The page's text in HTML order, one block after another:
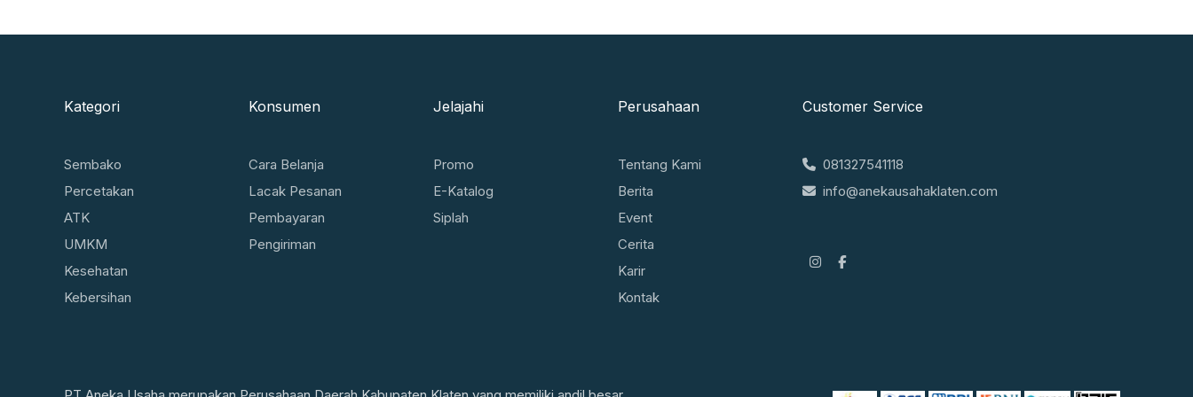
Kategori
Sembako
Percetakan
ATK
UMKM
Kesehatan
Kebersihan
Konsumen
Cara Belanja
Lacak Pesanan
Pembayaran
Pengiriman
Jelajahi
Promo
E-Katalog
Siplah
Perusahaan
Tentang Kami
Berita
Event
Cerita
Karir
Kontak
Customer Service
081327541118
info@anekausahaklaten.com